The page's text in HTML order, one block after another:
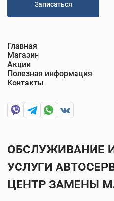
Записаться
Главная
Магазин
Акции
Полезная информация
Контакты
ОБСЛУЖИВАНИЕ И
УСЛУГИ
ЦЕНТР ЗАМЕНЫ